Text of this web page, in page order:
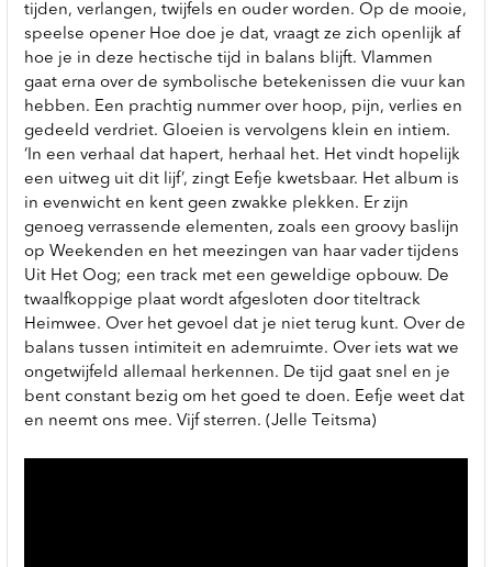
tijden, verlangen, twijfels en ouder worden. Op de mooie,
speelse opener Hoe doe je dat, vraagt ze zich openlijk af
hoe je in deze hectische tijd in balans blijft. Vlammen
gaat erna over de symbolische betekenissen die vuur kan
hebben. Een prachtig nummer over hoop, pijn, verlies en
gedeeld verdriet. Gloeien is vervolgens klein en intiem.
‘In een verhaal dat hapert, herhaal het. Het vindt hopelijk
een uitweg uit dit lijf’, zingt Eefje kwetsbaar. Het album is
in evenwicht en kent geen zwakke plekken. Er zijn
genoeg verrassende elementen, zoals een groovy baslijn
op Weekenden en het meezingen van haar vader tijdens
Uit Het Oog; een track met een geweldige opbouw. De
twaalfkoppige plaat wordt afgesloten door titeltrack
Heimwee. Over het gevoel dat je niet terug kunt. Over de
balans tussen intimiteit en ademruimte. Over iets wat we
ongetwijfeld allemaal herkennen. De tijd gaat snel en je
bent constant bezig om het goed te doen. Eefje weet dat
en neemt ons mee. Vijf sterren. (Jelle Teitsma)